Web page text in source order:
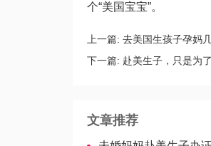
个“美国宝宝”。
上一篇: 去美国生孩子孕妈
下一篇: 赴美生子，只是为
文章推荐